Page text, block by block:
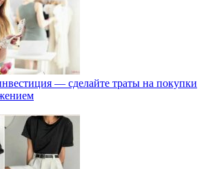
— сделайте траты на покупки